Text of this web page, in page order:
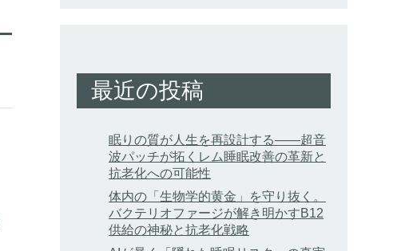
最近の投稿
眠りの質が人生を再設計する——超音
波パッチが拓くレム睡眠改善の革新と
抗老化への可能性
体内の「生物学的黄金」を守り抜く。
バクテリオファージが解き明かすB12
供給の神秘と抗老化戦略